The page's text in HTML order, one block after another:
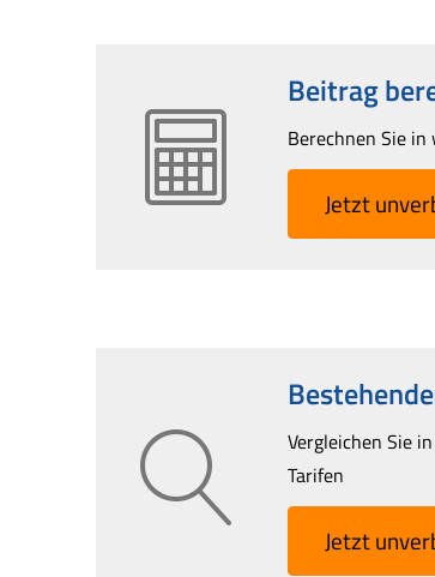
Beitrag
Berechnen Sie
Jetzt
Vergleichen Sie
Tarifen
Jetzt